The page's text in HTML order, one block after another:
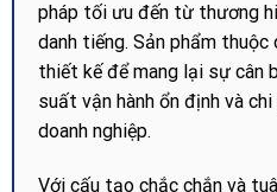
pháp tối ưu đến từ thương
danh tiếng. Sản phẩm
thiết kế để mang lại sự cân
suất vận hành ổn định và
doanh nghiệp.
Với cấu tạo chắc chắn và